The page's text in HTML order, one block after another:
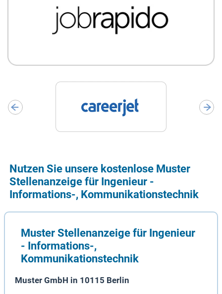
Nutzen Sie unsere kostenlose Muster
Stellenanzeige für Ingenieur -
Informations-, Kommunikationstechnik
Muster Stellenanzeige für Ingenieur
- Informations-,
Kommunikationstechnik
Muster GmbH in 10115 Berlin